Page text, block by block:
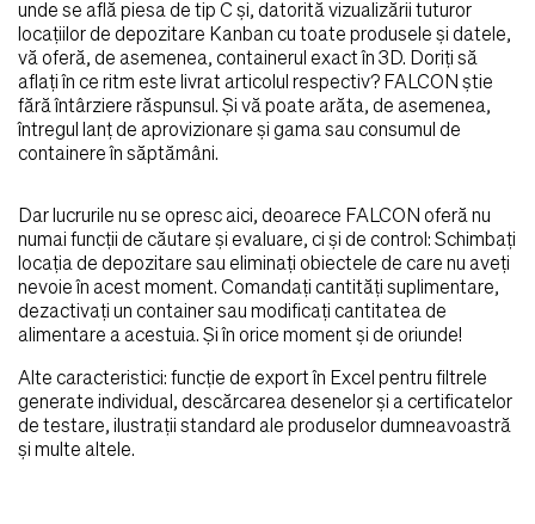
unde se află piesa de tip C și, datorită vizualizării tuturor
locațiilor de depozitare Kanban cu toate produsele și datele,
vă oferă, de asemenea, containerul exact în 3D. Doriți să
aflați în ce ritm este livrat articolul respectiv? FALCON știe
fără întârziere răspunsul. Și vă poate arăta, de asemenea,
întregul lanț de aprovizionare și gama sau consumul de
containere în săptămâni.
Dar lucrurile nu se opresc aici, deoarece FALCON oferă nu
numai funcții de căutare și evaluare, ci și de control: Schimbați
locația de depozitare sau eliminați obiectele de care nu aveți
nevoie în acest moment. Comandați cantități suplimentare,
dezactivați un container sau modificați cantitatea de
alimentare a acestuia. Și în orice moment și de oriunde!
Alte caracteristici: funcție de export în Excel pentru filtrele
generate individual, descărcarea desenelor și a certificatelor
de testare, ilustrații standard ale produselor dumneavoastră
și multe altele.